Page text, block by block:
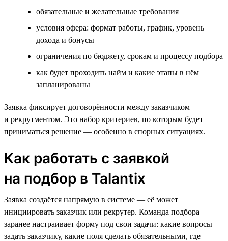
обязательные и желательные требования
условия офера: формат работы, график, уровень
дохода и бонусы
ограничения по бюджету, срокам и процессу подбора
как будет проходить найм и какие этапы в нём
запланированы
Заявка фиксирует договорённости между заказчиком
и рекрутментом. Это набор критериев, по которым будет
приниматься решение — особенно в спорных ситуациях.
Как работать с заявкой
на подбор в Talantix
Заявка создаётся напрямую в системе — её может
инициировать заказчик или рекрутер. Команда подбора
заранее настраивает форму под свои задачи: какие вопросы
задать заказчику, какие поля сделать обязательными, где